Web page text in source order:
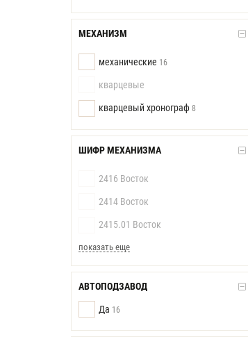
МЕХАНИЗМ
механические 16
кварцевые
кварцевый хронограф 8
ШИФР МЕХАНИЗМА
2416 Восток
2414 Восток
2415.01 Восток
показать еще
АВТОПОДЗАВОД
Да 16